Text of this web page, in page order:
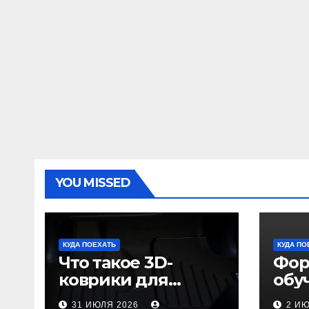
YOU MISSED
КУДА ПОЕХАТЬ
Что такое 3D-
коврики для
автомобиля и
31 ИЮЛЯ 2026
КУДА
2